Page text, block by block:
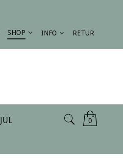
SHOP INFO RETUR
0
JUL